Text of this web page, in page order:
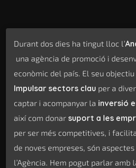
Durant dos dies ha tingut lloc l’
una agència de promoció i
econòmic del país. El seu
Impulsar sectors clau per a
captar i acompanyar la inversió
així com donar suport a les
per ser més competitives, i
de noves empreses, són
l’Agència. Hem pogut parlar amb